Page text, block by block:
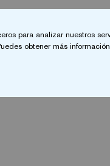
para analizar nuestros
obtener más